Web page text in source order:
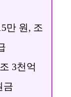
만 원, 조
3천억
금